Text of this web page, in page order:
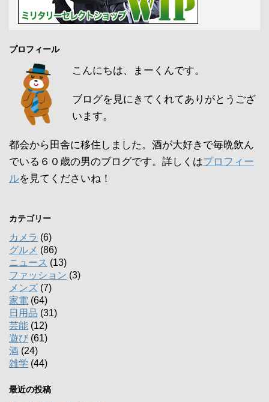
プロフィール
こんにちは、まーくんです。
ブログを見にきてくれてありがとうござ
います。
都会から田舎に移住しました。酒が大好きで毎晩飲ん
でいる６０歳の男のブログです。詳しくはプロフィー
ルを見てくださいね！
カテゴリー
カメラ (6)
グルメ (86)
ニュース (13)
ファッション (3)
メンズ (7)
家電 (64)
日用品 (31)
芸能 (12)
遊び (61)
酒 (24)
雑学 (44)
最近の投稿